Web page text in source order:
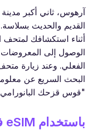
آرهوس، ثاني أكبر
أثناء استكشافك
الوصول إلى المعروضات
البحث السريع عن
"قوس قزحك
باستخدام eSIM في أودنسه